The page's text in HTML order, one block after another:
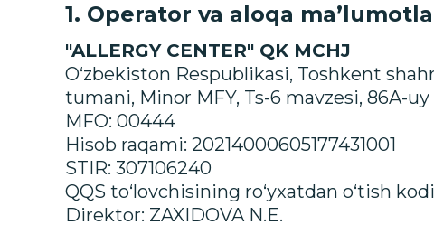
1. Operator va aloqa
"ALLERGY CENTER" QK MCHJ
O‘zbekiston Respublikasi, Toshkent
tumani, Minor MFY, Ts-6 mavzesi, 86A-uy
MFO: 00444
Hisob raqami: 20214000605177431001
STIR: 307106240
QQS to‘lovchisining ro‘yxatdan o‘tish
Direktor: ZAXIDOVA N.E.